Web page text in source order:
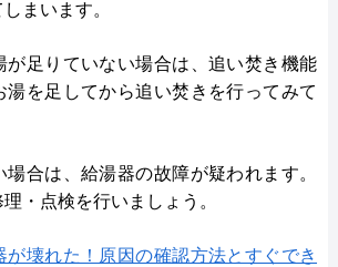
まいます。
が足りていない場合は、追い焚き機能
湯を足してから追い焚きを行ってみて
合は、給湯器の故障が疑われます。
・点検を行いましょう。
が壊れた！原因の確認方法とすぐでき